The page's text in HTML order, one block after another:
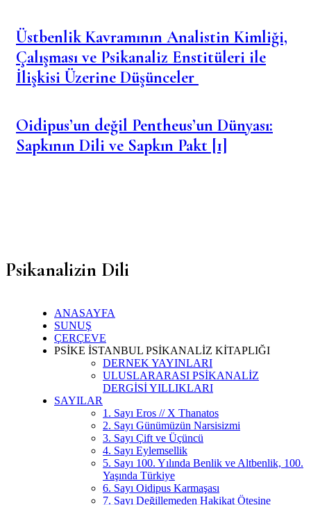
Üstbenlik Kavramının Analistin Kimliği,
Çalışması ve Psikanaliz Enstitüleri ile
İlişkisi Üzerine Düşünceler
Oidipus’un değil Pentheus’un Dünyası:
Sapkının Dili ve Sapkın Pakt [1]
Psikanalizin Dili
ANASAYFA
SUNUŞ
ÇERÇEVE
PSİKE İSTANBUL PSİKANALİZ KİTAPLIĞI
DERNEK YAYINLARI
ULUSLARARASI PSİKANALİZ
DERGİSİ YILLIKLARI
SAYILAR
1. Sayı Eros // X Thanatos
2. Sayı Günümüzün Narsisizmi
3. Sayı Çift ve Üçüncü
4. Sayı Eylemsellik
5. Sayı 100. Yılında Benlik ve Altbenlik, 100.
Yaşında Türkiye
6. Sayı Oidipus Karmaşası
7. Sayı Değillemeden Hakikat Ötesine